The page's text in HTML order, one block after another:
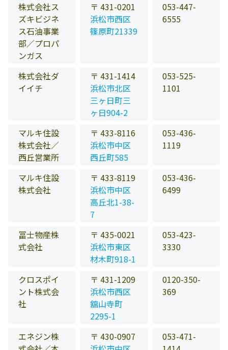
株式会社ス
ズキビジネ
ス石油事業
部／プロパ
ンガス
〒 431-0201
浜松市西区
篠原町21339
053-447-
6555
株式会社ダ
イイチ
〒 431-1414
浜松市北区
三ヶ日町三
ヶ日904-2
053-525-
1101
マルキ住設
株式会社／
西丘営業所
〒 433-8116
浜松市中区
西丘町585
053-436-
1119
マルキ住設
株式会社
〒 433-8119
浜松市中区
高丘北1-38-
7
053-436-
6499
冨士物産株
式会社
〒 435-0021
浜松市東区
材木町918-1
053-423-
3330
クロスポイ
ント株式会
社
〒 431-1209
浜松市西区
舘山寺町
2295-1
0120-350-
369
エネジン株
〒 430-0907
053-471-